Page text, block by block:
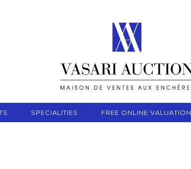
SPECIALITIES FREE ONLINE VALUATION